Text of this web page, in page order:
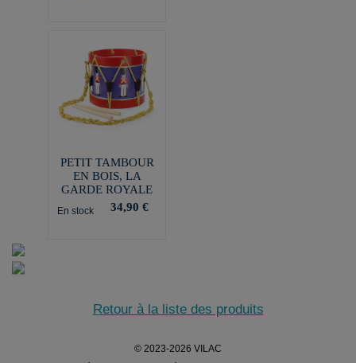
PETIT TAMBOUR
EN BOIS, LA
GARDE ROYALE
En stock 34,90 €
Retour à la liste des produits
© 2023-2026 VILAC